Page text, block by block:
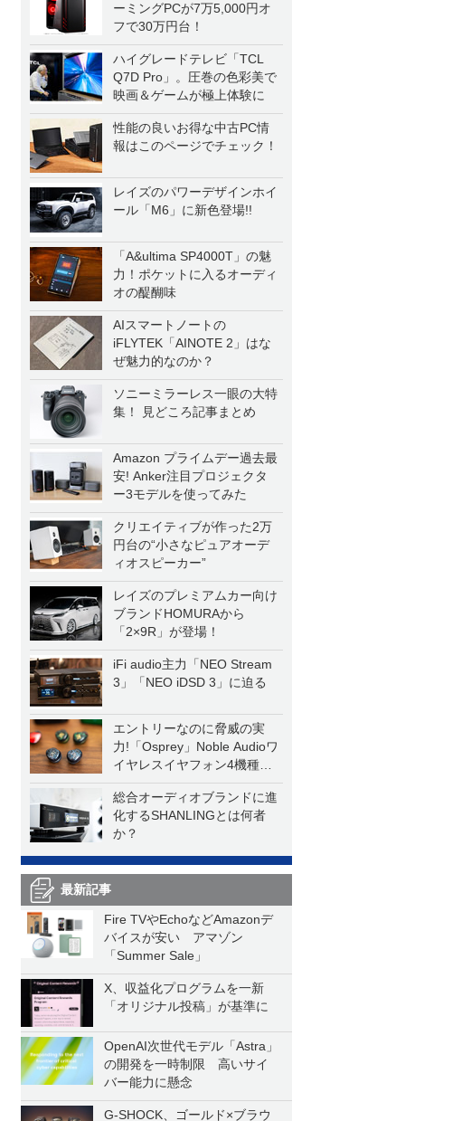
ーミングPCが7万5,000円オ
フで30万円台！
ハイグレードテレビ「TCL
Q7D Pro」。圧巻の色彩美で
映画＆ゲームが極上体験に
性能の良いお得な中古PC情
報はこのページでチェック！
レイズのパワーデザインホイ
ール「M6」に新色登場!!
「A&ultima SP4000T」の魅
力！ポケットに入るオーディ
オの醍醐味
AIスマートノートの
iFLYTEK「AINOTE 2」はな
ぜ魅力的なのか？
ソニーミラーレス一眼の大特
集！ 見どころ記事まとめ
Amazon プライムデー過去最
安! Anker注目プロジェクタ
ー3モデルを使ってみた
クリエイティブが作った2万
円台の“小さなピュアオーデ
ィオスピーカー”
レイズのプレミアムカー向け
ブランドHOMURAから
「2×9R」が登場！
iFi audio主力「NEO Stream
3」「NEO iDSD 3」に迫る
エントリーなのに脅威の実
力!「Osprey」Noble Audioワ
イヤレスイヤフォン4機種を
一気に聴く
総合オーディオブランドに進
化するSHANLINGとは何者
か？
最新記事
Fire TVやEchoなどAmazonデ
バイスが安い アマゾン
「Summer Sale」
X、収益化プログラムを一新
「オリジナル投稿」が基準に
OpenAI次世代モデル「Astra」
の開発を一時制限 高いサイ
バー能力に懸念
G-SHOCK、ゴールド×ブラウ